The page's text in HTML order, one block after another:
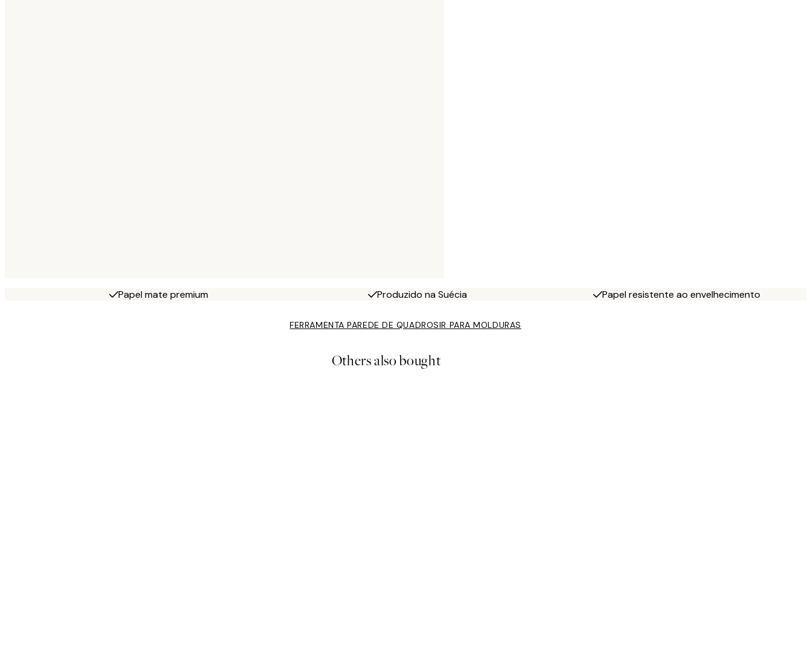
Papel mate premium Produzido na Suécia Papel resistente ao envelhecimento
FERRAMENTA PAREDE DE QUADROSIR PARA MOLDURAS
Others also bought